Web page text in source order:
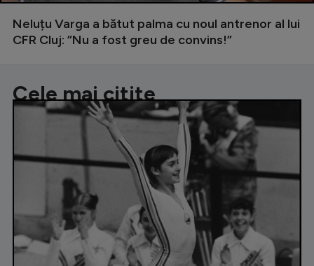
Neluțu Varga a bătut palma cu noul antrenor al lui
CFR Cluj: ”Nu a fost greu de convins!”
Cele mai citite